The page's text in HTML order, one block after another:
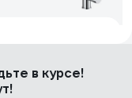
в курсе!